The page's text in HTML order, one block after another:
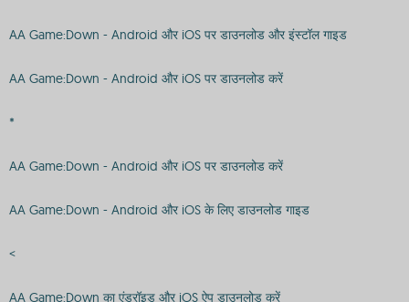
AA Game:Down - Android और iOS पर डाउनलोड और इंस्टॉल गाइड
AA Game:Down - Android और iOS पर डाउनलोड करें
*
AA Game:Down - Android और iOS पर डाउनलोड करें
AA Game:Down - Android और iOS के लिए डाउनलोड गाइड
<
AA Game:Down का एंड्रॉइड और iOS ऐप डाउनलोड करें